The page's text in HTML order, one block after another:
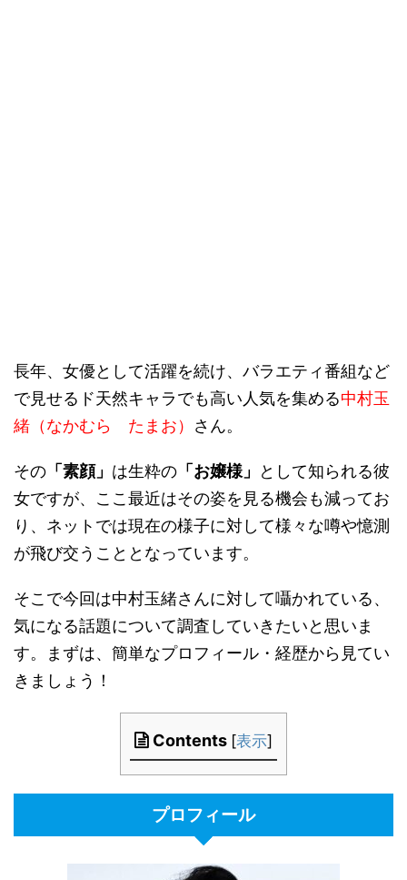
長年、女優として活躍を続け、バラエティ番組など
で見せるド天然キャラでも高い人気を集める中村玉
緒（なかむら たまお） さん。
その 「素顔」 は生粋の 「お嬢様」
として知られる彼
女ですが、ここ最近はその姿を見る機会も減ってお
り、ネットでは現在の様子に対して様々な噂や憶測
が飛び交うこととなっています。
そこで今回は中村玉緒さんに対して囁かれている、
気になる話題について調査していきたいと思いま
す。まずは、簡単なプロフィール・経歴から見てい
きましょう！
Contents [表示]
プロフィール